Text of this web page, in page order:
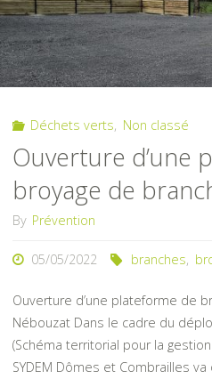
Déchets verts, Non classé
Ouverture d’une
broyage de
By Prévention
05/05/2022 branches,
Ouverture d’une plateforme de
Nébouzat Dans le cadre du
(Schéma territorial pour la
SYDEM Dômes et Combrailles